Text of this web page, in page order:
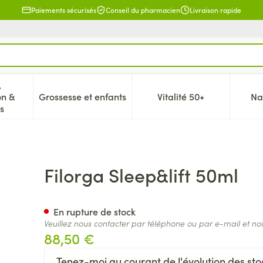
Paiements sécurisés Conseil du pharmacien Livraison rapide
catégorie Beauté, soins et hygiène
& le sous-menu pour la catégorie Régime, alimentation &
Grossesse et enfantsAfficher le sous-menu pour la catégorie
Vitalité 50+Afficher le sous-
Filorga Sleep&lift 50ml
88,50 €
En rupture de stock
Veuillez nous contacter par téléphone ou par e-mail et